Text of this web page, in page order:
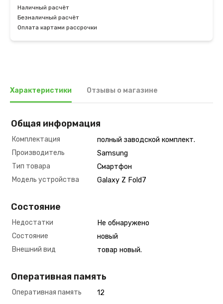
Наличный расчёт
Безналичный расчёт
Оплата картами рассрочки
Характеристики Отзывы о магазине
Общая информация
Комплектация
полный заводской комплект.
Производитель
Samsung
Тип товара
Смартфон
Модель устройства
Galaxy Z Fold7
Состояние
Недостатки
Не обнаружено
Состояние
новый
Внешний вид
товар новый.
Оперативная память
Оперативная память 12